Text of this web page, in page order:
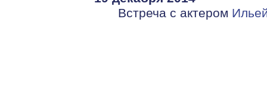
Встреча с актером